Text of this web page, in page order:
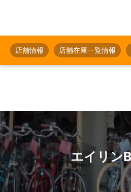
店舗情報 店舗在庫一覧情報
エイリン